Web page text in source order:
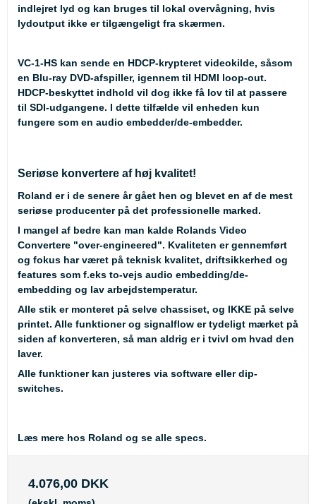
indlejret lyd og kan bruges til lokal overvågning, hvis
lydoutput ikke er tilgængeligt fra skærmen.
VC-1-HS kan sende en HDCP-krypteret videokilde, såsom
en Blu-ray DVD-afspiller, igennem til HDMI loop-out.
HDCP-beskyttet indhold vil dog ikke få lov til at passere
til SDI-udgangene. I dette tilfælde vil enheden kun
fungere som en audio embedder/de-embedder.
Seriøse konvertere af høj kvalitet!
Roland er i de senere år gået hen og blevet en af de mest
seriøse producenter på det professionelle marked.
I mangel af bedre kan man kalde Rolands Video
Convertere "over-engineered". Kvaliteten er gennemført
og fokus har været på teknisk kvalitet, driftsikkerhed og
features som f.eks to-vejs audio embedding/de-
embedding og lav arbejdstemperatur.
Alle stik er monteret på selve chassiset, og IKKE på selve
printet. Alle funktioner og signalflow er tydeligt mærket på
siden af konverteren, så man aldrig er i tvivl om hvad den
laver.
Alle funktioner kan justeres via software eller dip-
switches.
Læs mere hos Roland og se alle specs.
4.076,00 DKK